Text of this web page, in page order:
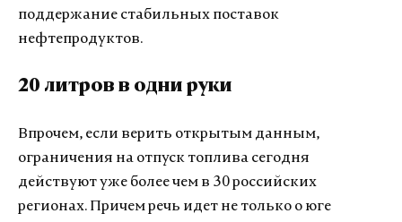
поддержание стабильных поставок
нефтепродуктов.
20 литров в одни руки
Впрочем, если верить открытым данным,
ограничения на отпуск топлива сегодня
действуют уже более чем в 30 российских
регионах. Причем речь идет не только о юге